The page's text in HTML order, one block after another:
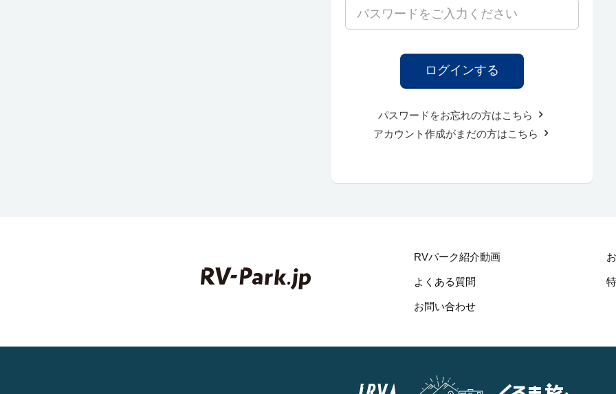
パスワードをお忘れの方はこちら
アカウント作成がまだの方はこちら
RVパーク紹介動画
よくある質問
お問い合わせ